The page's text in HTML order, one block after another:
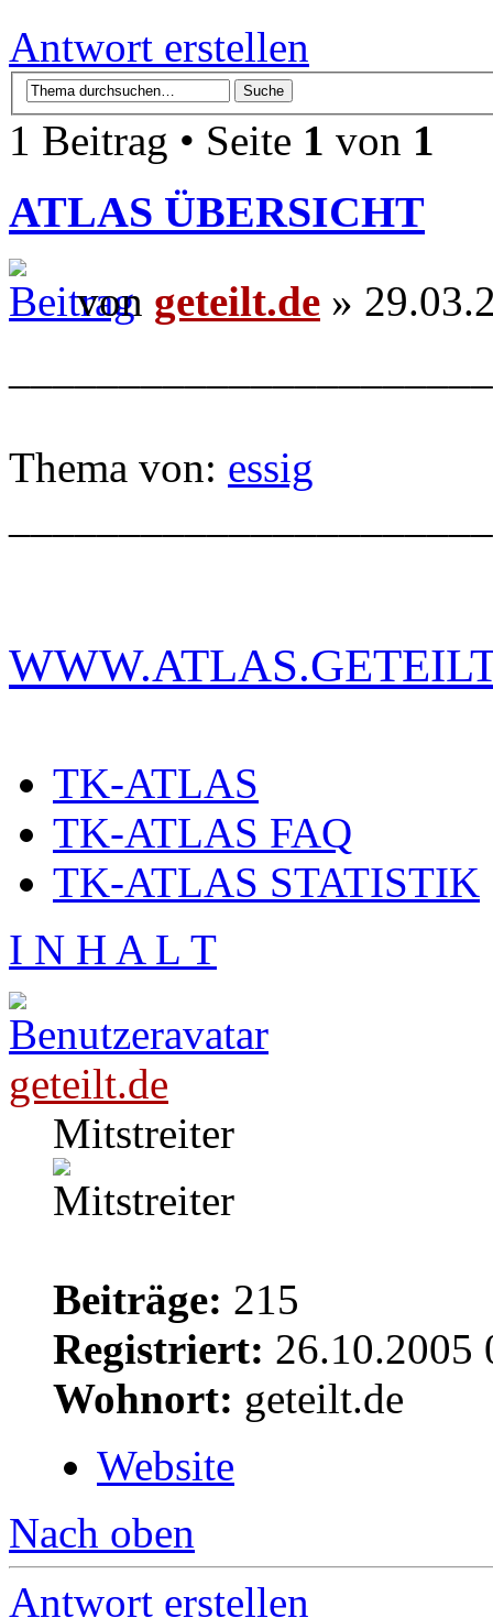
Antwort erstellen
1 Beitrag • Seite 1 von 1
ATLAS ÜBERSICHT
von geteilt.de »
Thema von: essig
TK-ATLAS
TK-ATLAS FAQ
TK-ATLAS STATISTIK
I N H A L T
geteilt.de
Mitstreiter
Beiträge: 215
Registriert: 26.10.2005
Wohnort: geteilt.de
Website
Nach oben
Antwort erstellen